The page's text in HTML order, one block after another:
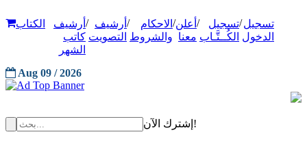
تسجيل
الدخول
/تسجيل
الكُــتَّـاب
/ أعلن
معنا
/ الاحكام
والشروط
/ أرشيف
التصويت
/ أرشيف
كاتب
الشهر
الكتاب
Aug 09 / 2026
إشترك الآن!